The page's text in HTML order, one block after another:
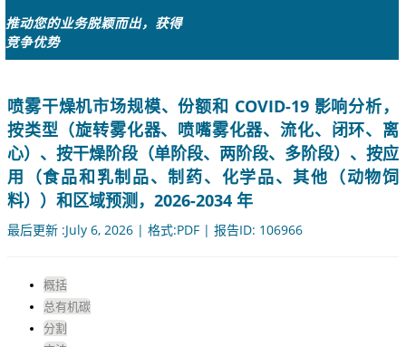
推动您的业务脱颖而出，获得
竞争优势
喷雾干燥机市场规模、份额和 COVID-19 影响分析，
按类型（旋转雾化器、喷嘴雾化器、流化、闭环、离
心）、按干燥阶段（单阶段、两阶段、多阶段）、按应
用（食品和乳制品、制药、化学品、其他（动物饲
料））和区域预测，2026-2034 年
最后更新 :July 6, 2026 | 格式:PDF | 报告ID: 106966
概括
总有机碳
分割